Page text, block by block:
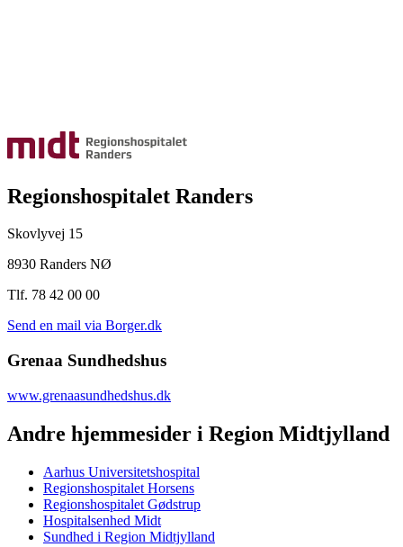
Regionshospitalet Randers
Skovlyvej 15
8930 Randers NØ
Tlf. 78 42 00 00
Send en mail via Borger.dk
Grenaa Sundhedshus
www.grenaasundhedshus.dk
Andre hjemmesider i Region Midtjylland
Aarhus Universitetshospital
Regionshospitalet Horsens
Regionshospitalet Gødstrup
Hospitalsenhed Midt
Sundhed i Region Midtjylland